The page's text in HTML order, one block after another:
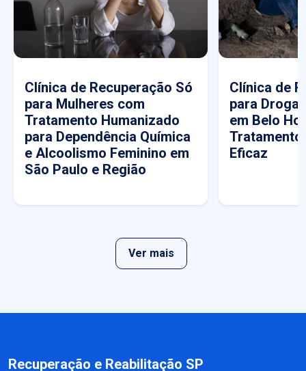
Clínica de Recuperação Só
para Mulheres com
Tratamento Humanizado
para Dependência Química
e Alcoolismo Feminino em
São Paulo e Região
Clínica de
para
em Belo
Tratamento
Eficaz
Ver mais
Recuperação e Reabilitação SP